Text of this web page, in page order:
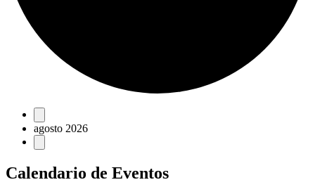
Eventos
agosto 2026
Calendario de Eventos